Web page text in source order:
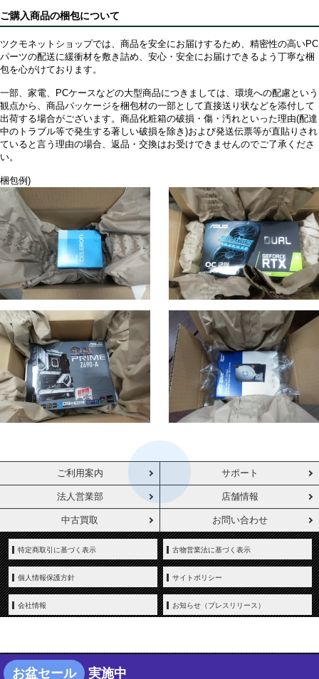
ご購入商品の梱包について
ツクモネットショップでは、商品を安全にお届けするため、精密性の高いPC
パーツの配送に緩衝材を敷き詰め、安心・安全にお届けできるよう丁寧な梱
包を心がけております。
一部、家電、PCケースなどの大型商品につきましては、環境への配慮という
観点から、商品パッケージを梱包材の一部として直接送り状などを添付して
出荷する場合がございます。商品化粧箱の破損・傷・汚れといった理由(配達
中のトラブル等で発生する著しい破損を除き)および発送伝票等が直貼りされ
ていると言う理由の場合、返品・交換はお受けできませんのでご了承くださ
い。
梱包例)
ご利用案内 サポート
法人営業部 店舗情報
中古買取 お問い合わせ
特定商取引に基づく表示 古物営業法に基づく表示
個人情報保護方針 サイトポリシー
会社情報 お知らせ（プレスリリース）
お盆セール 実施中